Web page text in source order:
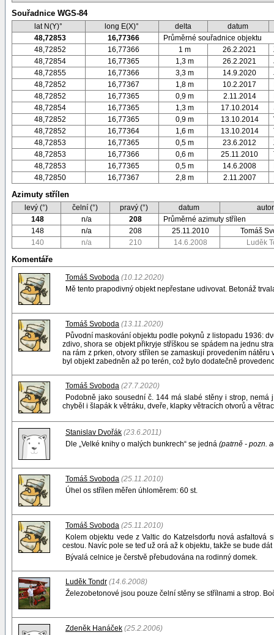
Souřadnice WGS-84
lat N(Y)° long E(X)° delta
datum
48,72853
16,77366
Průměrné souřadnice objektu
48,72852
16,77366 1 m 26.2.2021
48,72854
16,77365 1,3 m 26.2.2021
48,72855
16,77366 3,3 m 14.9.2020
48,72852
16,77367 1,8 m 10.2.2017
48,72852
16,77365 0,9 m 2.11.2014
48,72854
16,77365 1,3 m 17.10.2014
48,72852
16,77365 0,9 m 13.10.2014
48,72852
16,77364 1,6 m 13.10.2014
48,72853
16,77365 0,5 m 23.6.2012
48,72853
16,77366 0,6 m 25.11.2010
48,72853
16,77365 0,5 m 14.6.2008
48,72850
16,77367 2,8 m 2.11.2007
Azimuty střílen
levý (°) čelní (°) pravý (°) datum
autor
148
n/a 208
Průměrné azimuty střílen
148
n/a 208 25.11.2010
Tomáš
140
n/a 210 14.6.2008 Luděk
Komentáře
Tomáš Svoboda (10.12.2020)
Mě tento prapodivný objekt nepřestane udivovat. Betonáž
Tomáš Svoboda (13.11.2020)
Původní maskování objektu podle pokynů z listopadu 1936:
zdivo, shora se objekt přikryje stříškou se spádem na jednu
na rám z prken, otvory střílen se zamaskují provedením
byl objekt zabedněn až po terén, což bylo dodatečně
Tomáš Svoboda (27.7.2020)
Podobně jako sousední č. 144 má slabé stěny i strop,
chyběl i šlapák k větráku, dveře, klapky větracích otvorů a
Stanislav Dvořák (23.6.2011)
Dle „Velké knihy o malých bunkrech“ se jedná (patrně - pozn.
Tomáš Svoboda (25.11.2010)
Úhel os střílen měřen úhloměrem: 60 st.
Tomáš Svoboda (25.11.2010)
Kolem objektu vede z Valtic do Katzelsdorfu nová
cestou. Navíc pole se teď už orá až k objektu, takže se bude dát
Bývalá celnice je čerstvě přebudována na rodinný domek.
Luděk Tondr (14.6.2008)
Železobetonové jsou pouze čelní stěny se střílnami a strop.
Zdeněk Hanáček (25.2.2006)